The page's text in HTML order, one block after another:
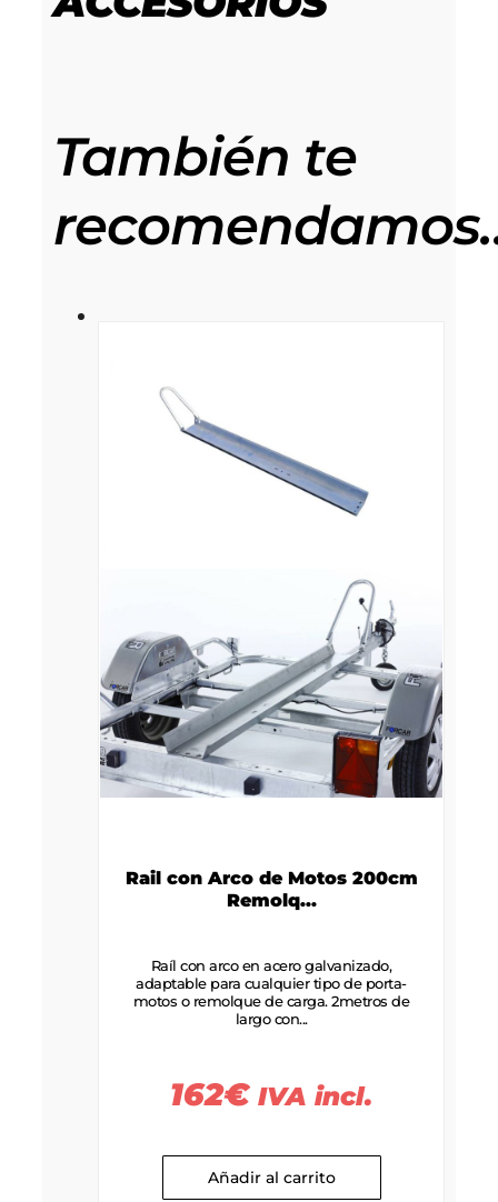
También te
Rail con Arco de Motos 200cm
Remolq...
Raíl con arco en acero galvanizado,
adaptable para cualquier tipo de porta-
motos o remolque de carga. 2metros de
largo con...
162€ IVA incl.
Añadir al carrito